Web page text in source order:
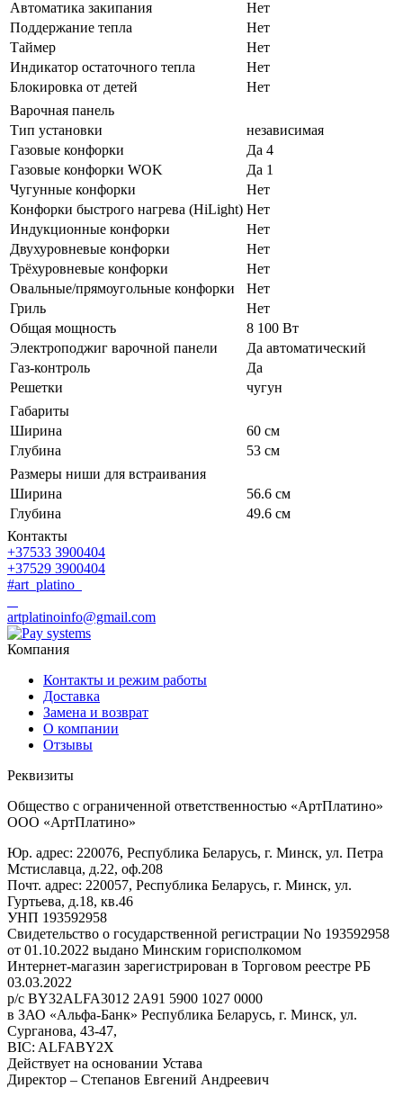
Автоматика закипания
Нет
Поддержание тепла
Нет
Таймер
Нет
Индикатор остаточного тепла
Нет
Блокировка от детей
Нет
Варочная панель
Тип установки
независимая
Газовые конфорки
Да 4
Газовые конфорки WOK
Да 1
Чугунные конфорки
Нет
Конфорки быстрого нагрева (HiLight) Нет
Индукционные конфорки
Нет
Двухуровневые конфорки
Нет
Трёхуровневые конфорки
Нет
Овальные/прямоугольные конфорки
Нет
Гриль
Нет
Общая мощность
8 100 Вт
Электроподжиг варочной панели
Да автоматический
Газ-контроль
Да
Решетки
чугун
Габариты
Ширина
60 см
Глубина
53 см
Размеры ниши для встраивания
Ширина
56.6 см
Глубина
49.6 см
Контакты
+37533 3900404
+37529 3900404
#art_platino
artplatinoinfo@gmail.com
Компания
Контакты и режим работы
Доставка
Замена и возврат
О компании
Отзывы
Реквизиты
Общество с ограниченной ответственностью «АртПлатино»
ООО «АртПлатино»
Юр. адрес: 220076, Республика Беларусь, г. Минск, ул. Петра
Мстиславца, д.22, оф.208
Почт. адрес: 220057, Республика Беларусь, г. Минск, ул.
Гуртьева, д.18, кв.46
УНП 193592958
Свидетельство о государственной регистрации No 193592958
от 01.10.2022 выдано Минским горисполкомом
Интернет-магазин зарегистрирован в Торговом реестре РБ
03.03.2022
р/с BY32ALFA3012 2A91 5900 1027 0000
в ЗАО «Альфа-Банк» Республика Беларусь, г. Минск, ул.
Сурганова, 43-47,
BIC: ALFABY2X
Действует на основании Устава
Директор – Степанов Евгений Андреевич